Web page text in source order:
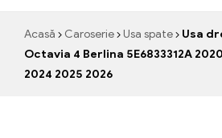
Acasă Caroserie Usa spate
Usa
Octavia 4 Berlina 5E6833312A
2024 2025 2026